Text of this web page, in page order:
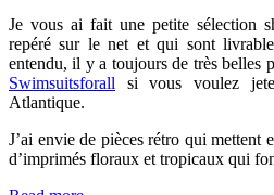
Je vous ai fait une petite sélection
repéré sur le net et qui sont
entendu, il y a toujours de très belles
Swimsuitsforall si vous voulez
Atlantique.
J’ai envie de pièces rétro qui mettent
d’imprimés floraux et tropicaux qui